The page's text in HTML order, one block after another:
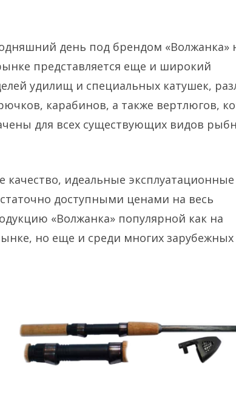
день под брендом «Волжанка»
представляется еще и широкий
удилищ и специальных катушек,
карабинов, а также вертлюгов,
для всех существующих видов
идеальные эксплуатационные
доступными ценами на весь
«Волжанка» популярной как на
но еще и среди многих зарубежных